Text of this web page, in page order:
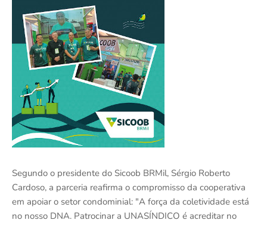
Segundo o presidente do Sicoob BRMil, Sérgio Roberto
Cardoso, a parceria reafirma o compromisso da cooperativa
em apoiar o setor condominial: "A força da coletividade está
no nosso DNA. Patrocinar a UNASÍNDICO é acreditar no